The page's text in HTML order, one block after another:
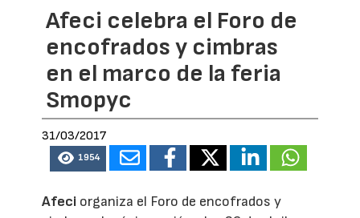
Afeci celebra el Foro de
encofrados y cimbras
en el marco de la feria
Smopyc
31/03/2017
1954
Afeci organiza el Foro de encofrados y